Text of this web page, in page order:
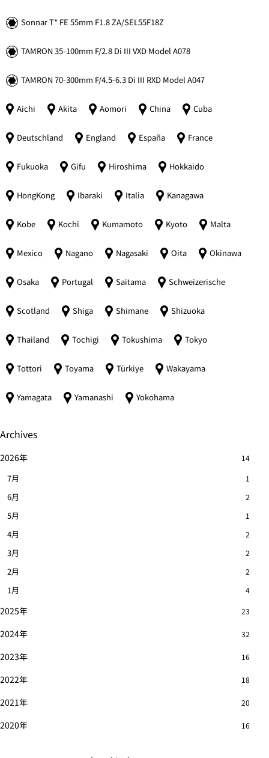
Archives
2026年 14
7月 1
6月 2
5月 1
4月 2
3月 2
2月 2
1月 4
2025年 23
2024年 32
2023年 16
2022年 18
2021年 20
2020年 16
SonnarT* FE 55mm F1.8 ZA/SEL55F18Z
TAMRON 35-100mm F/2.8 Di III VXD Model A078
TAMRON 70-300mm F/4.5-6.3 Di III RXD Model A047
Aichi Akita Aomori China Cuba
Deutschland England España France
Fukuoka Gifu Hiroshima Hokkaido
HongKong Ibaraki Italia Kanagawa
Kobe Kochi Kumamoto Kyoto Malta
Mexico Nagano Nagasaki Oita Okinawa
Osaka Portugal Saitama Schweizerische
Scotland Shiga Shimane Shizuoka
Thailand Tochigi Tokushima Tokyo
Tottori Toyama Türkiye Wakayama
Yamagata Yamanashi Yokohama